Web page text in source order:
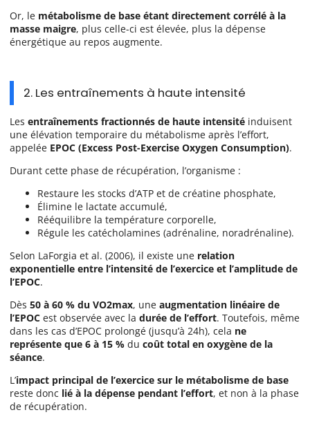
Or, le métabolisme de base étant directement corrélé à la
masse maigre, plus celle-ci est élevée, plus la dépense
énergétique au repos augmente.
2. Les entraînements à haute intensité
Les entraînements fractionnés de haute intensité induisent
une élévation temporaire du métabolisme après l’effort,
appelée EPOC (Excess Post-Exercise Oxygen Consumption).
Durant cette phase de récupération, l’organisme :
Restaure les stocks d’ATP et de créatine phosphate,
Élimine le lactate accumulé,
Rééquilibre la température corporelle,
Régule les catécholamines (adrénaline, noradrénaline).
Selon LaForgia et al. (2006), il existe une relation
exponentielle entre l’intensité de l’exercice et l’amplitude de
l’EPOC.
Dès 50 à 60 % du VO2max, une augmentation linéaire de
l’EPOC est observée avec la durée de l’effort. Toutefois, même
dans les cas d’EPOC prolongé (jusqu’à 24h), cela ne
représente que 6 à 15 % du coût total en oxygène de la
séance.
L’impact principal de l’exercice sur le métabolisme de base
reste donc lié à la dépense pendant l’effort, et non à la phase
de récupération.